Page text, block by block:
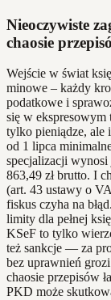
Nieoczywiste
chaosie
Wejście w świat
minowe – każdy
podatkowe i
się w ekspresowym
tylko pieniądze, ale
od 1 lipca
specjalizacji
863,49 zł brutto. I
(art. 43 ustawy o
fiskus czyha na
limity dla pełnej
KSeF to tylko
też sankcje — za
bez uprawnień
chaosie przepisów
PKD może